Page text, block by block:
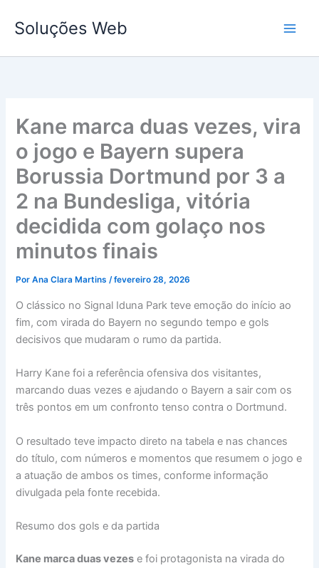
para
conteúdo
Soluções Web
Kane marca duas vezes, vira
o jogo e Bayern supera
Borussia Dortmund por 3 a
2 na Bundesliga, vitória
decidida com golaço nos
minutos finais
PorAna Clara Martins/fevereiro 28, 2026
O clássico no Signal Iduna Park teve emoção do início ao
fim, com virada do Bayern no segundo tempo e gols
decisivos que mudaram o rumo da partida.
Harry Kane foi a referência ofensiva dos visitantes,
marcando duas vezes e ajudando o Bayern a sair com os
três pontos em um confronto tenso contra o Dortmund.
O resultado teve impacto direto na tabela e nas chances
do título, com números e momentos que resumem o jogo e
a atuação de ambos os times, conforme informação
divulgada pela fonte recebida.
Resumo dos gols e da partida
Kane marca duas vezes e foi protagonista na virada do